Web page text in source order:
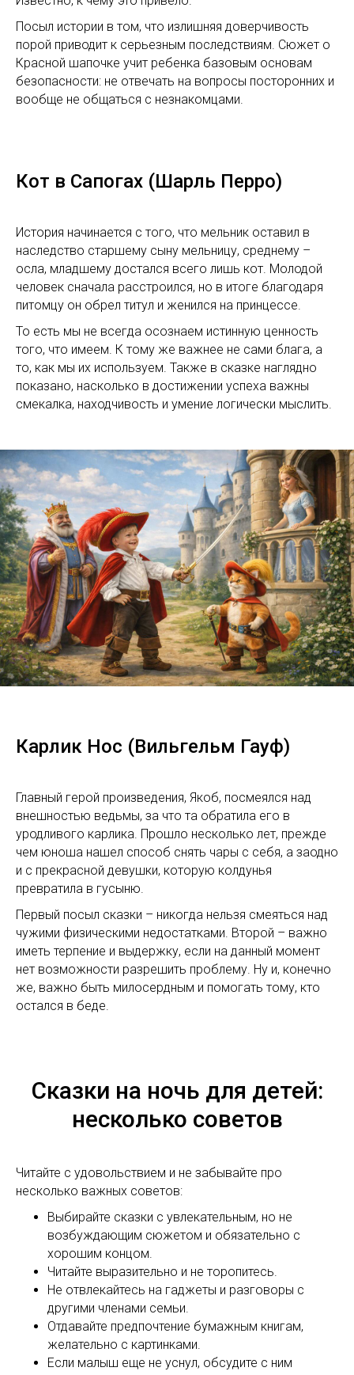
Посыл истории в том, что излишняя доверчивость
порой приводит к серьезным последствиям. Сюжет о
Красной шапочке учит ребенка базовым основам
безопасности: не отвечать на вопросы посторонних и
вообще не общаться с незнакомцами.
Кот в Сапогах (Шарль Перро)
История начинается с того, что мельник оставил в
наследство старшему сыну мельницу, среднему –
осла, младшему достался всего лишь кот. Молодой
человек сначала расстроился, но в итоге благодаря
питомцу он обрел титул и женился на принцессе.
То есть мы не всегда осознаем истинную ценность
того, что имеем. К тому же важнее не сами блага, а
то, как мы их используем. Также в сказке наглядно
показано, насколько в достижении успеха важны
смекалка, находчивость и умение логически мыслить.
Карлик Нос (Вильгельм Гауф)
Главный герой произведения, Якоб, посмеялся над
внешностью ведьмы, за что та обратила его в
уродливого карлика. Прошло несколько лет, прежде
чем юноша нашел способ снять чары с себя, а заодно
и с прекрасной девушки, которую колдунья
превратила в гусыню.
Первый посыл сказки – никогда нельзя смеяться над
чужими физическими недостатками. Второй – важно
иметь терпение и выдержку, если на данный момент
нет возможности разрешить проблему. Ну и, конечно
же, важно быть милосердным и помогать тому, кто
остался в беде.
Сказки на ночь для детей:
несколько советов
Читайте с удовольствием и не забывайте про
несколько важных советов:
Выбирайте сказки с увлекательным, но не
возбуждающим сюжетом и обязательно с
хорошим концом.
Читайте выразительно и не торопитесь.
Не отвлекайтесь на гаджеты и разговоры с
другими членами семьи.
Отдавайте предпочтение бумажным книгам,
желательно с картинками.
Если малыш еще не уснул, обсудите с ним